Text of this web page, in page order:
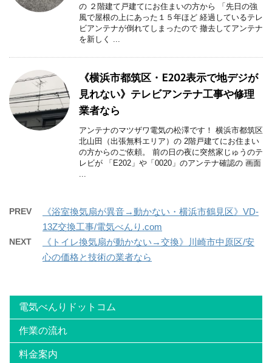
の ２階建て戸建てにお住まいの方から 「先日の強
風で屋根の上にあった１５年ほど 経過しているテレ
ビアンテナが倒れてしまったので 撤去してアンテナ
を新しく ...
《横浜市都筑区・E202表示で地デジが
見れない》テレビアンテナ工事や修理
業者なら
アンテナのマツザワ電気の松澤です！ 横浜市都筑区
北山田（出張無料エリア）の 2階戸建てにお住まい
の方からのご依頼。 前の日の夜に突然家じゅうのテ
レビが 「E202」や「0020」のアンテナ確認の 画面
...
PREV
《浴室換気扇が異音→動かない・横浜市鶴見区》VD-
13Z交換工事/電気べんり.com
NEXT
《トイレ換気扇が動かない→交換》川崎市中原区/安
心の価格と技術の業者なら
電気べんりドットコム
作業の流れ
料金案内